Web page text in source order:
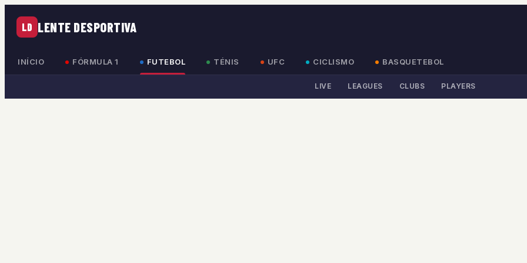
LD LENTE DESPORTIVA
INÍCIO FÓRMULA 1 FUTEBOL TÉNIS UFC CICLISMO BASQUETEBOL
LIVE LEAGUES CLUBS PLAYERS